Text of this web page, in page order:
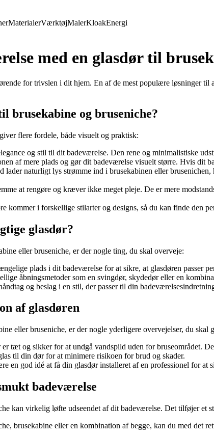
MaterialerVærktøjMalerKloakEnergi
med en glasdør til
for trivslen i dit hjem. En af de mest populære løsninger
brusekabine og bruseniche?
flere fordele, både visuelt og praktisk:
og stil til dit badeværelse. Den rene og minimalistiske
af mere plads og gør dit badeværelse visuelt større. Hvis dit
lader naturligt lys strømme ind i brusekabinen eller
at rengøre og kræver ikke meget pleje. De er mere
kommer i forskellige stilarter og designs, så du kan finde den
glasdør?
eller bruseniche, er der nogle ting, du skal overveje:
plads i dit badeværelse for at sikre, at glasdøren passer
åbningsmetoder som en svingdør, skydedør eller en
og beslag i en stil, der passer til din
af glasdøren
eller bruseniche, er der nogle yderligere overvejelser, du skal
er tæt og sikker for at undgå vandspild uden for bruseområdet.
til din dør for at minimere risikoen for brud og skader.
en god idé at få din glasdør installeret af en professionel for
badeværelse
kan virkelig løfte udseendet af dit badeværelse. Det tilføjer et
brusekabine eller en kombination af begge, kan du med det